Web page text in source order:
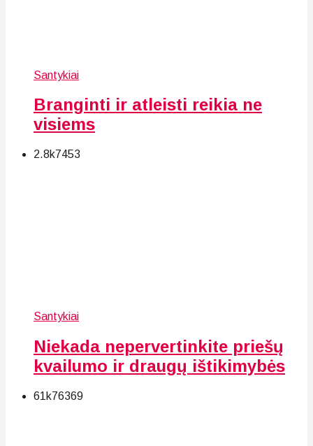
Santykiai
Branginti ir atleisti reikia ne
visiems
2.8k7453
Santykiai
Niekada nepervertinkite priešų
kvailumo ir draugų ištikimybės
61k76369